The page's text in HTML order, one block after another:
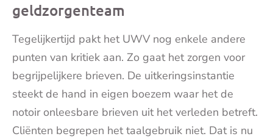
geldzorgenteam
Tegelijkertijd pakt het UWV nog enkele andere
punten van kritiek aan. Zo gaat het zorgen voor
begrijpelijkere brieven. De uitkeringsinstantie
steekt de hand in eigen boezem waar het de
notoir onleesbare brieven uit het verleden betreft.
Cliënten begrepen het taalgebruik niet. Dat is nu